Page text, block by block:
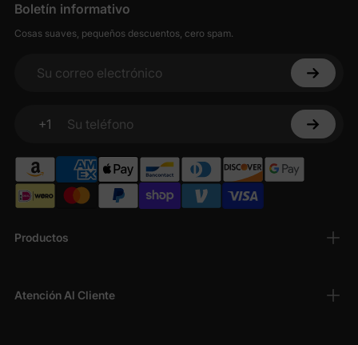
Productos
Atención Al Cliente
Boletín informativo
Cosas suaves, pequeños descuentos, cero spam.
Su correo electrónico
+1
Su teléfono